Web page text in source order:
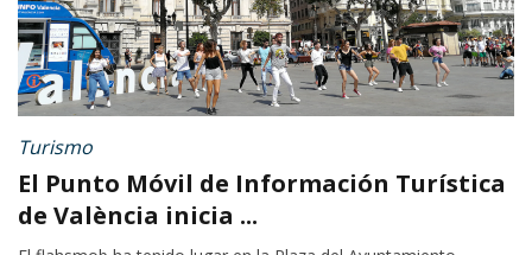
Turismo
El Punto Móvil de Información Turística
de València inicia ...